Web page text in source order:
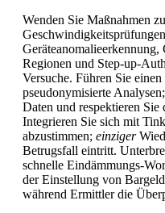
Wenden Sie Maßnahmen
Regionen und Step-up-
Versuche. Führen Sie
pseudonymisierte
Daten und respektieren
Integrieren Sie sich mit
abzustimmen; einziger
Betrugsfall eintritt.
schnelle Eindämmungs-
der Einstellung von
während Ermittler die